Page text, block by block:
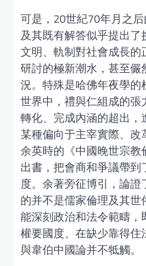
可是，20世紀70年月之
及其既有解答似乎提出
文明、軌制對社會成長
研討的極新潮水，甚至儼
況。特殊是哈佛年夜學
世界中，禮與仁組成的
轉化、完成內涵的超出
某種偏向于主宰實際、
余英時的《中國晚世宗
出書，把會商和爭議帶
度。余著旁征博引，論
的并不是儒家倫理及其
能深刻政治和法令範疇
權要國度、在缺少靠得住
與韋伯中國論并不牴觸。